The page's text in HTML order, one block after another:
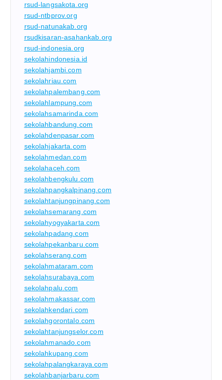
rsud-langsakota.org
rsud-ntbprov.org
rsud-natunakab.org
rsudkisaran-asahankab.org
rsud-indonesia.org
sekolahindonesia.id
sekolahjambi.com
sekolahriau.com
sekolahpalembang.com
sekolahlampung.com
sekolahsamarinda.com
sekolahbandung.com
sekolahdenpasar.com
sekolahjakarta.com
sekolahmedan.com
sekolahaceh.com
sekolahbengkulu.com
sekolahpangkalpinang.com
sekolahtanjungpinang.com
sekolahsemarang.com
sekolahyogyakarta.com
sekolahpadang.com
sekolahpekanbaru.com
sekolahserang.com
sekolahmataram.com
sekolahsurabaya.com
sekolahpalu.com
sekolahmakassar.com
sekolahkendari.com
sekolahgorontalo.com
sekolahtanjungselor.com
sekolahmanado.com
sekolahkupang.com
sekolahpalangkaraya.com
sekolahbanjarbaru.com